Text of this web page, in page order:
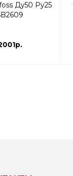
Ду50 Ру25